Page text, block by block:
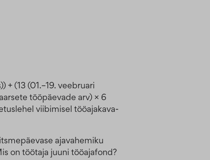
(13 (01.–19. veebruari
tööpäevade arv) × 6
viibimisel tööajakava-
ajavahemiku
on töötaja juuni tööajafond?